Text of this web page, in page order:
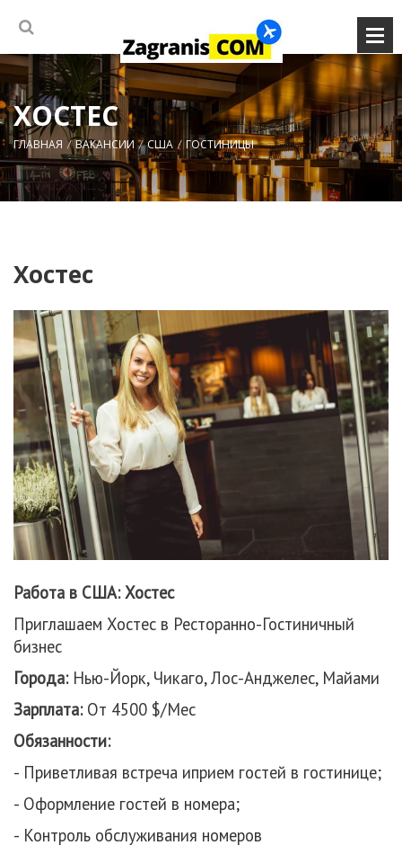
ХОСТЕС
ГЛАВНАЯ ВАКАНСИИ США ГОСТИНИЦЫ
Хостес
Работа в США: Хостес
Приглашаем Хостес в Ресторанно-Гостиничный
бизнес
Города:Нью-Йорк, Чикаго, Лос-Анджелес, Майами
Зарплата:От 4500 $/Мес
Обязанности:
- Приветливая встреча иприем гостей в гостинице;
- Оформление гостей в номера;
- Контроль обслуживания номеров